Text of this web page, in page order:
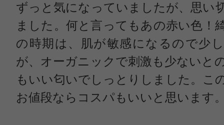
ずっと気になっていましたが、思い
ました。何と言ってもあの赤い色！
の時期は、肌が敏感になるので少
が、オーガニックで刺激も少ないと
もいい匂いでしっとりしました。こ
お値段ならコスパもいいと思います